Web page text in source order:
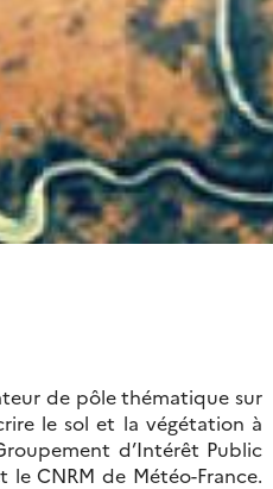
de pôle thématique sur
le sol et la végétation à
d’Intérêt Public
CNRM de Météo-France.